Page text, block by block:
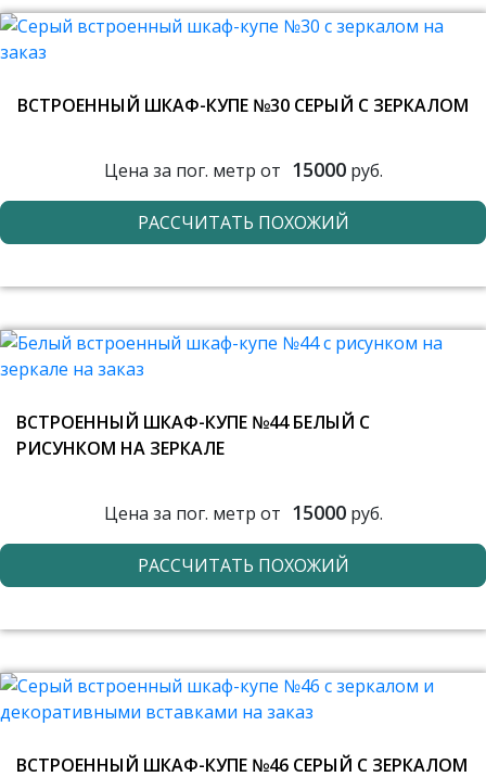
ВСТРОЕННЫЙ ШКАФ-КУПЕ №30 СЕРЫЙ С ЗЕРКАЛОМ
Цена за пог. метр от 15000руб.
РАССЧИТАТЬ ПОХОЖИЙ
ВСТРОЕННЫЙ ШКАФ-КУПЕ №44 БЕЛЫЙ С
РИСУНКОМ НА ЗЕРКАЛЕ
Цена за пог. метр от 15000руб.
РАССЧИТАТЬ ПОХОЖИЙ
ВСТРОЕННЫЙ ШКАФ-КУПЕ №46 СЕРЫЙ С ЗЕРКАЛОМ